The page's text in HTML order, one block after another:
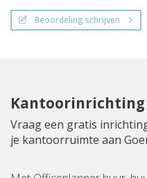
Beoordeling schrijven
Vraag een gratis
je kantoorruimte aan